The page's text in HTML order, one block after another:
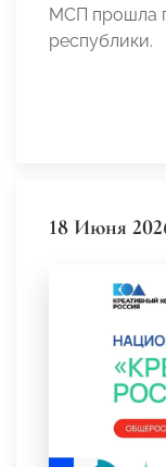
МСП прошла
республики.
18 Июня